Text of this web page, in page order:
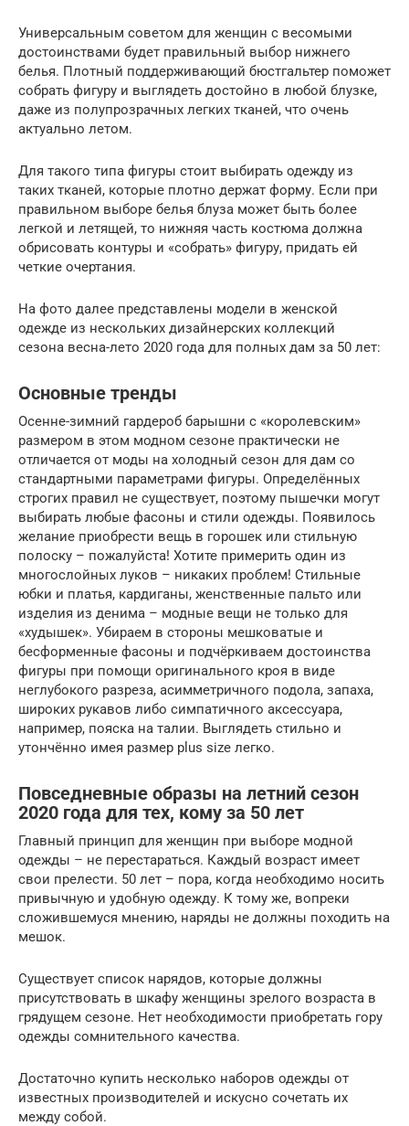
Универсальным советом для женщин с весомыми
достоинствами будет правильный выбор нижнего
белья. Плотный поддерживающий бюстгальтер поможет
собрать фигуру и выглядеть достойно в любой блузке,
даже из полупрозрачных легких тканей, что очень
актуально летом.
Для такого типа фигуры стоит выбирать одежду из
таких тканей, которые плотно держат форму. Если при
правильном выборе белья блуза может быть более
легкой и летящей, то нижняя часть костюма должна
обрисовать контуры и «собрать» фигуру, придать ей
четкие очертания.
На фото далее представлены модели в женской
одежде из нескольких дизайнерских коллекций
сезона весна-лето 2020 года для полных дам за 50 лет:
Основные тренды
Осенне-зимний гардероб барышни с «королевским»
размером в этом модном сезоне практически не
отличается от моды на холодный сезон для дам со
стандартными параметрами фигуры. Определённых
строгих правил не существует, поэтому пышечки могут
выбирать любые фасоны и стили одежды. Появилось
желание приобрести вещь в горошек или стильную
полоску – пожалуйста! Хотите примерить один из
многослойных луков – никаких проблем! Стильные
юбки и платья, кардиганы, женственные пальто или
изделия из денима – модные вещи не только для
«худышек». Убираем в стороны мешковатые и
бесформенные фасоны и подчёркиваем достоинства
фигуры при помощи оригинального кроя в виде
неглубокого разреза, асимметричного подола, запаха,
широких рукавов либо симпатичного аксессуара,
например, пояска на талии. Выглядеть стильно и
утончённо имея размер plus size легко.
Повседневные образы на летний сезон
2020 года для тех, кому за 50 лет
Главный принцип для женщин при выборе модной
одежды – не перестараться. Каждый возраст имеет
свои прелести. 50 лет – пора, когда необходимо носить
привычную и удобную одежду. К тому же, вопреки
сложившемуся мнению, наряды не должны походить на
мешок.
Существует список нарядов, которые должны
присутствовать в шкафу женщины зрелого возраста в
грядущем сезоне. Нет необходимости приобретать гору
одежды сомнительного качества.
Достаточно купить несколько наборов одежды от
известных производителей и искусно сочетать их
между собой.